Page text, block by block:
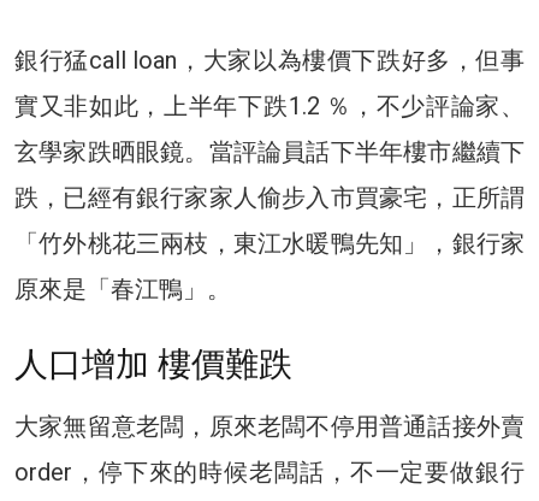
銀行猛call loan，大家以為樓價下跌好多，但事
實又非如此，上半年下跌1.2 ％，不少評論家、
玄學家跌晒眼鏡。當評論員話下半年樓市繼續下
跌，已經有銀行家家人偷步入市買豪宅，正所謂
「竹外桃花三兩枝，東江水暖鴨先知」，銀行家
原來是「春江鴨」。
人口增加 樓價難跌
大家無留意老闆，原來老闆不停用普通話接外賣
order，停下來的時候老闆話，不一定要做銀行